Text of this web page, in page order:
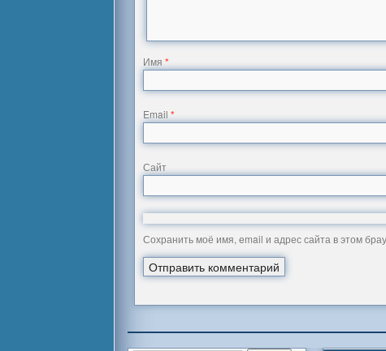
Имя*
Email*
Сайт
Сохранить моё имя, email и адрес сайта в этом